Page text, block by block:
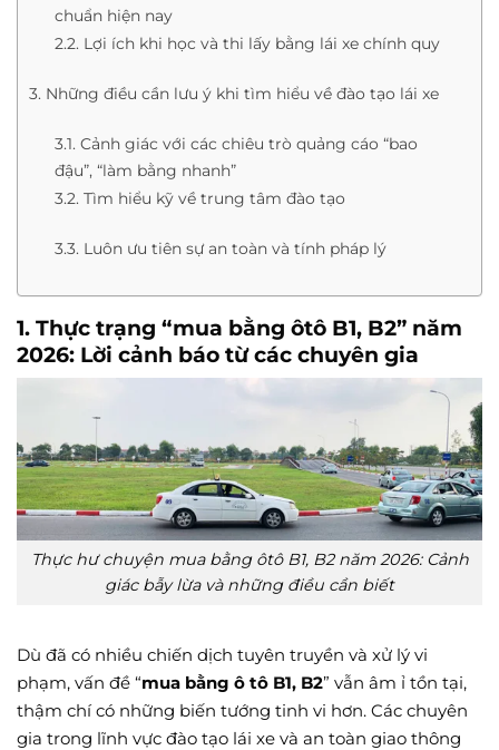
chuẩn hiện nay
2.2. Lợi ích khi học và thi lấy bằng lái xe chính quy
3. Những điều cần lưu ý khi tìm hiểu về đào tạo lái xe
3.1. Cảnh giác với các chiêu trò quảng cáo “bao
đậu”, “làm bằng nhanh”
3.2. Tìm hiểu kỹ về trung tâm đào tạo
3.3. Luôn ưu tiên sự an toàn và tính pháp lý
1. Thực trạng “mua bằng ôtô B1, B2” năm
2026: Lời cảnh báo từ các chuyên gia
Thực hư chuyện mua bằng ôtô B1, B2 năm 2026: Cảnh
giác bẫy lừa và những điều cần biết
Dù đã có nhiều chiến dịch tuyên truyền và xử lý vi
phạm, vấn đề “mua bằng ô tô B1, B2” vẫn âm ỉ tồn tại,
thậm chí có những biến tướng tinh vi hơn. Các chuyên
gia trong lĩnh vực đào tạo lái xe và an toàn giao thông